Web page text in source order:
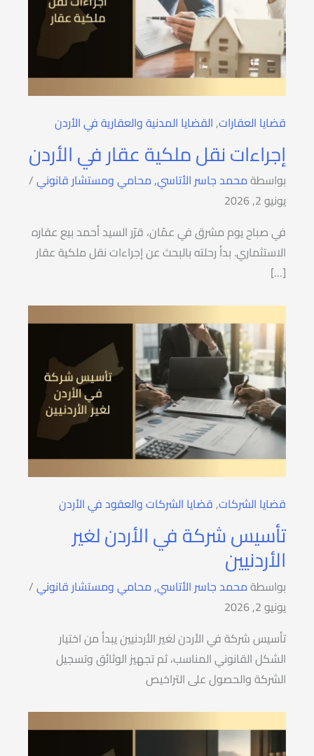
قضايا العقارات,القضايا المدنية والعقارية في الأردن
إجراءات نقل ملكية عقار في الأردن
بواسطةمحمد جاسر الأتاسي, محامي ومستشار قانوني/
يونيو 2, 2026
في صباح يوم مشرق في عمّان، قرّر السيد أحمد بيع عقاره
الاستثماري. بدأ رحلته بالبحث عن إجراءات نقل ملكية عقار
[…]
قضايا الشركات,قضايا الشركات والعقود في الأردن
تأسيس شركة في الأردن لغير
الأردنيين
بواسطةمحمد جاسر الأتاسي, محامي ومستشار قانوني/
يونيو 2, 2026
تأسيس شركة في الأردن لغير الأردنيين يبدأ من اختيار
الشكل القانوني المناسب، ثم تجهيز الوثائق وتسجيل
الشركة والحصول على التراخيص